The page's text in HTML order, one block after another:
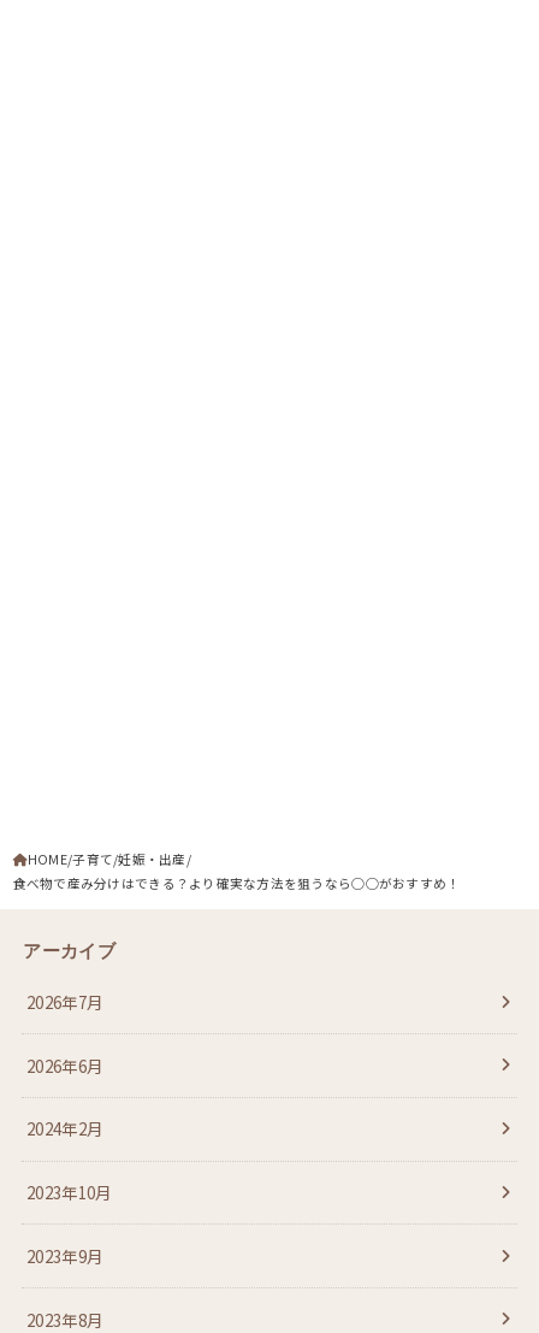
HOME 子育て 妊娠・出産
食べ物で産み分けはできる？より確実な方法を狙うなら◯◯がおすすめ！
アーカイブ
2026年7月
2026年6月
2024年2月
2023年10月
2023年9月
2023年8月